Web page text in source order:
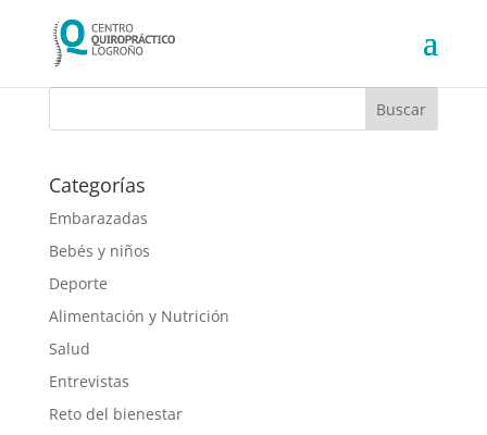
Categorías
Embarazadas
Bebés y niños
Deporte
Alimentación y Nutrición
Salud
Entrevistas
Reto del bienestar